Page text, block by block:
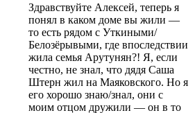
Здравствуйте Алексей, теперь я
понял в каком доме вы жили —
то есть рядом с Уткиными/
Белозёрывыми, где впоследствии
жила семья Арутунян?! Я, если
честно, не знал, что дядя Саша
Штерн жил на Маяковского. Но я
его хорошо знаю/знал, они с
моим отцом дружили — он в то